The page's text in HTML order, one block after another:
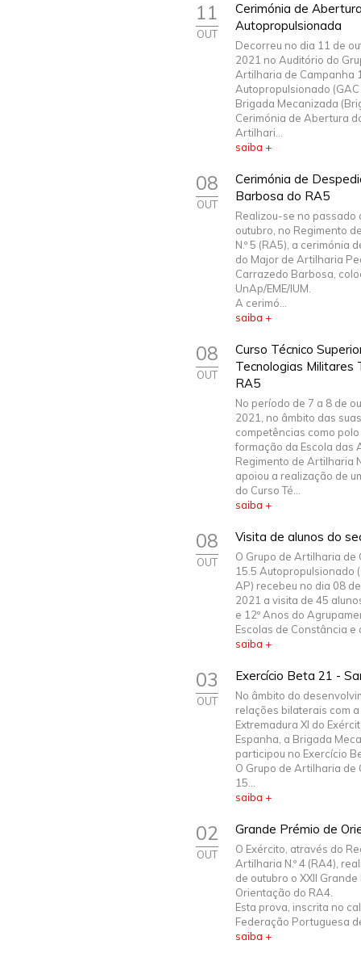
11
OUT
Cerimónia de
Autopropulsionada
Decorreu no dia 11 de
2021 no Auditório do
Artilharia de Campanha
Autopropulsionado
Brigada Mecanizada
Cerimónia de Abertura
Artilhari...
saiba +
08
OUT
Cerimónia de
Barbosa do RA5
Realizou-se no passado
outubro, no Regimento
N.º 5 (RA5), a cerimónia
do Major de Artilharia
Carrazedo Barbosa,
UnAp/EME/IUM.
A cerimó...
saiba +
08
OUT
Curso Técnico
Tecnologias Militares
RA5
No período de 7 a 8 de
2021, no âmbito das suas
competências como
formação da Escola das
Regimento de Artilharia
apoiou a realização de
do Curso Té...
saiba +
08
OUT
Visita de alunos do
O Grupo de Artilharia de
15.5 Autopropulsionado
AP) recebeu no dia 08
2021 a visita de 45
e 12º Anos do
Escolas de Constância e
saiba +
03
OUT
Exercício Beta 21 -
No âmbito do
relações bilaterais com
Extremadura XI do
Espanha, a Brigada
participou no Exercício
O Grupo de Artilharia de
15...
saiba +
02
OUT
Grande Prémio de
O Exército, através do
Artilharia N.º 4 (RA4),
de outubro o XXII
Orientação do RA4.
Esta prova, inscrita no
Federação Portuguesa
saiba +